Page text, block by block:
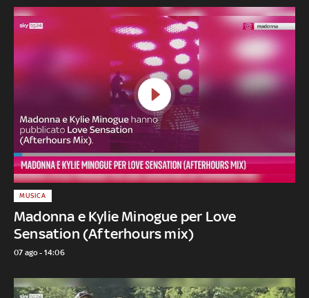
Madonna e Kylie Minogue per Love
Sensation (Afterhours mix)
MUSICA
07 ago - 14:06